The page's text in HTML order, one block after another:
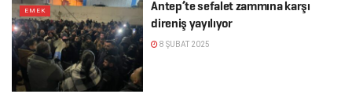
EMEK
Antep’te sefalet zammına karşı
direniş yayılıyor
8 ŞUBAT 2025